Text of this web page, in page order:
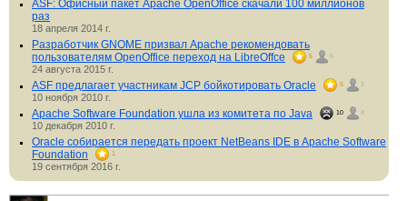
ASF: Офисный пакет Apache OpenOffice скачали 100 миллионов
раз
18 апреля 2014 г.
Разработчик GNOME призвал Apache рекомендовать
пользователям OpenOffice переход на LibreOffce
5 6
24 августа 2015 г.
ASF предлагает участникам JCP бойкотировать Oracle 5 2
10 ноября 2010 г.
Apache Software Foundation ушла из комитета по Java 10 4
10 декабря 2010 г.
Oracle собирается передать проект NetBeans IDE в Apache Software
Foundation
1
19 сентября 2016 г.